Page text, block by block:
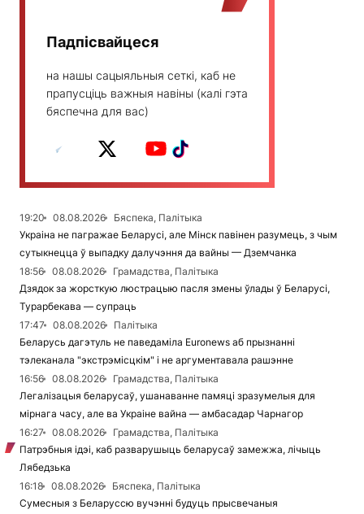
Падпісвайцеся
на нашы сацыяльныя сеткі, каб не
прапусціць важныя навіны (калі гэта
бяспечна для вас)
19:20 08.08.2026
Бяспека, Палітыка
Украіна не пагражае Беларусі, але Мінск павінен разумець, з чым
сутыкнецца ў выпадку далучэння да вайны — Дземчанка
18:56
08.08.2026
Грамадства, Палітыка
Дзядок за жорсткую люстрацыю пасля змены ўлады ў Беларусі,
Турарбекава — супраць
17:47
08.08.2026
Палітыка
Беларусь дагэтуль не паведаміла Euronews аб прызнанні
тэлеканала "экстрэмісцкім" і не аргументавала рашэнне
16:56
08.08.2026
Грамадства, Палітыка
Легалізацыя беларусаў, ушанаванне памяці зразумелыя для
мірнага часу, але ва Украіне вайна — амбасадар Чарнагор
16:27
08.08.2026
Грамадства, Палітыка
Патрэбныя ідэі, каб разварушыць беларусаў замежжа, лічыць
Лябедзька
16:18
08.08.2026
Бяспека, Палітыка
Сумесныя з Беларуссю вучэнні будуць прысвечаныя